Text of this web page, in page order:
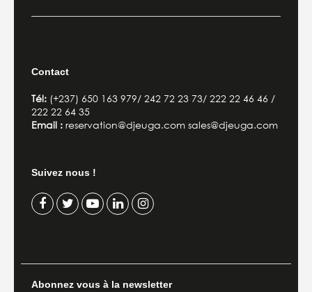
Contact
Tél: (+237) 650 163 979/ 242 72 23 73/ 222 22 46 46 /
222 22 64 35
Email : reservation@djeuga.com sales@djeuga.com
Suivez nous !
Abonnez vous à la newsletter